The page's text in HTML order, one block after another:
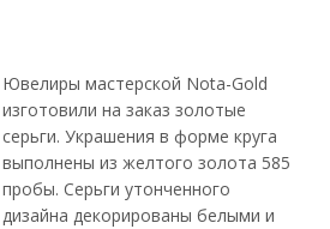
Ювелиры мастерской Nota-Gold
изготовили на заказ золотые
серьги. Украшения в форме круга
выполнены из желтого золота 585
пробы. Серьги утонченного
дизайна декорированы белыми и